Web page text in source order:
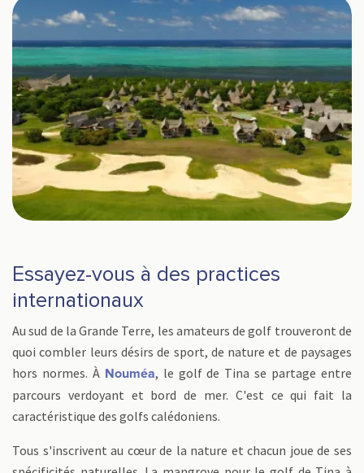
Essayez-vous à des practices
internationaux
Au sud de la Grande Terre, les amateurs de golf trouveront de
quoi combler leurs désirs de sport, de nature et de paysages
hors normes. À Nouméa, le golf de Tina se partage entre
parcours verdoyant et bord de mer. C'est ce qui fait la
caractéristique des golfs calédoniens.
Tous s'inscrivent au cœur de la nature et chacun joue de ses